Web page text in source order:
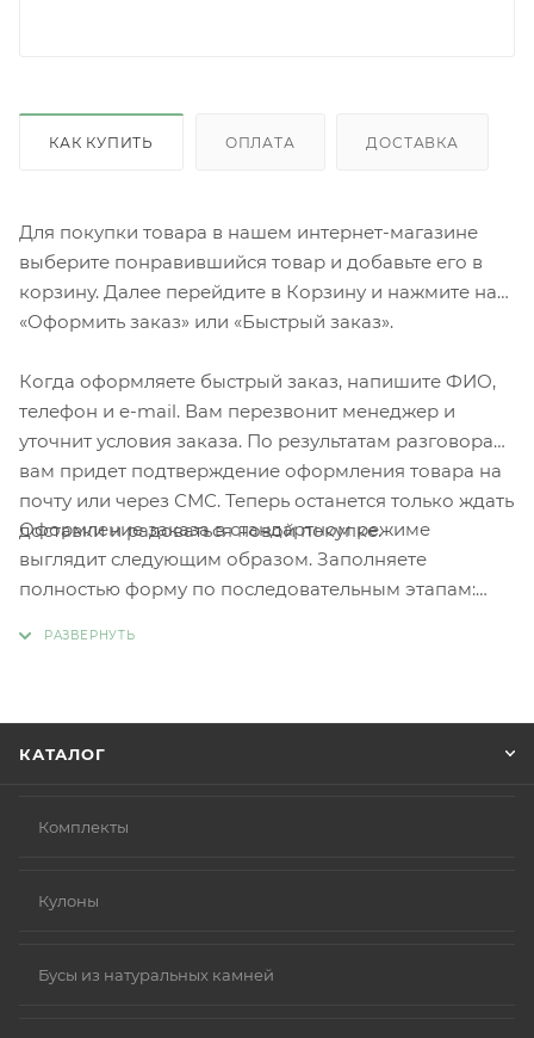
КАК КУПИТЬ ОПЛАТА ДОСТАВКА
Для покупки товара в нашем интернет-магазине
выберите понравившийся товар и добавьте его в
корзину. Далее перейдите в Корзину и нажмите на
«Оформить заказ» или «Быстрый заказ».
Когда оформляете быстрый заказ, напишите ФИО,
телефон и e-mail. Вам перезвонит менеджер и
уточнит условия заказа. По результатам разговора
вам придет подтверждение оформления товара на
почту или через СМС. Теперь останется только ждать
доставки и радоваться новой покупке.
Оформление заказа в стандартном режиме
выглядит следующим образом. Заполняете
полностью форму по последовательным этапам:
КАТАЛОГ
Комплекты
Кулоны
Бусы из натуральных камней